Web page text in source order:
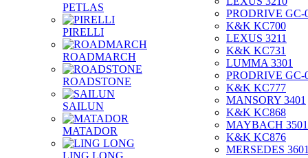
PETLAS
PIRELLI
ROADMARCH
ROADSTONE
SAILUN
MATADOR
LING LONG
PRODRIVE GC-
K&K KC700
LEXUS 3211
K&K KC731
LUMMA 3301
PRODRIVE GC-
K&K KC777
MANSORY 3401
K&K KC868
MAYBACH 3501
K&K KC876
MERSEDES 3601